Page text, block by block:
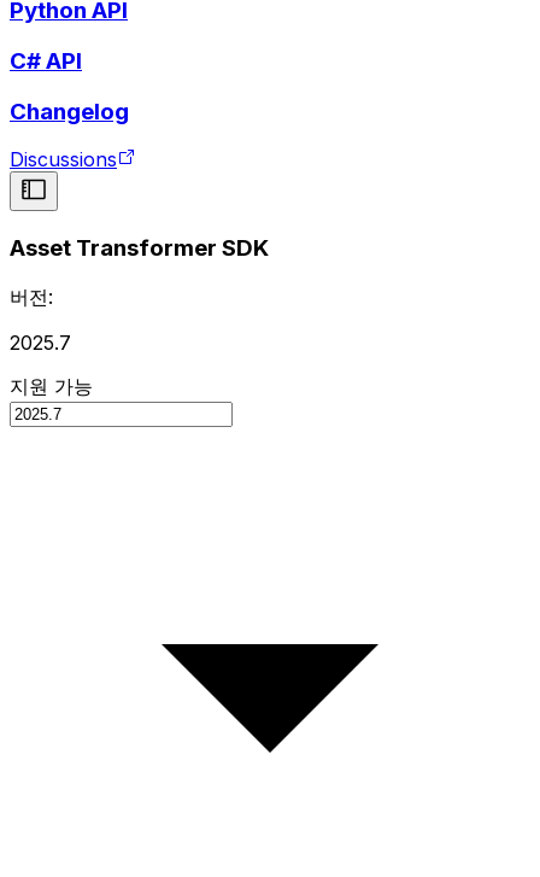
Python API
C# API
Changelog
Discussions
Asset Transformer SDK
버전:
2025.7
지원 가능